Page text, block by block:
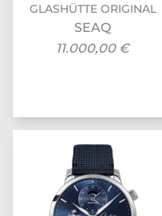
GLASHÜTTE ORIGINAL
SEAQ
11.000,00 €